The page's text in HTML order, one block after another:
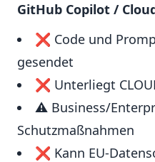
GitHub Copilot /
❌ Code und
gesendet
❌ Unterliegt
⚠️ Business/
Schutzmaßnahmen
❌ Kann EU-